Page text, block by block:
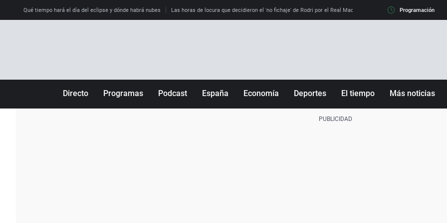
Qué tiempo hará el día del eclipse y dónde habrá nubes Las horas de locura que decidieron el 'no fichaje' de Rodri por el Real Madrid y su 'sí' al Barça La llamada
Programación
Directo Programas Podcast España Economía Deportes El tiempo Más noticias